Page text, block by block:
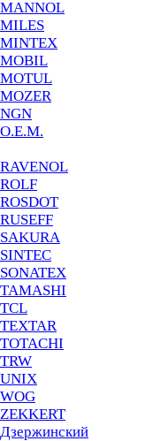
MINTEX
MOBIL
UNIX